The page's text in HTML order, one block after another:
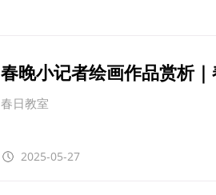
春晚小记者绘画作品赏析
春日教室
2025-05-27